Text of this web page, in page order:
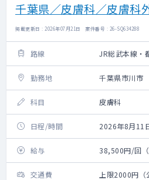
千葉県／皮膚科／皮膚科
掲載更新日 : 2026年07月21日 案件番号 : 26-SQ634288
路線 JR総武本線・
勤務地 千葉県市川市
科目 皮膚科
日程/時間 2026年8月11
給与 38,500円/回（
交通費 上限2000円（